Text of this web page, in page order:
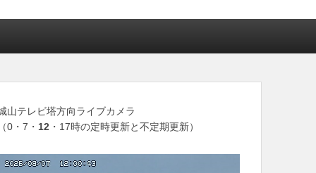
山テレビ塔方向ライブカメラ
0・7・ 12 ・17時の定時更新と不定期更新）